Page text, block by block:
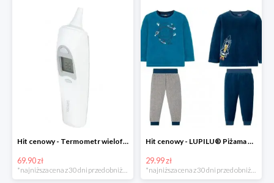
Hit cenowy - Termometr wielofunkcyjny
69.90 zł
*najniższa cena z 30 dni przed obniżką
Hit cenowy - LUPILU® Piżama welurowa chłopięca, 1 komplet
29.99 zł
*najniższa cena z 30 dni przed obniżką